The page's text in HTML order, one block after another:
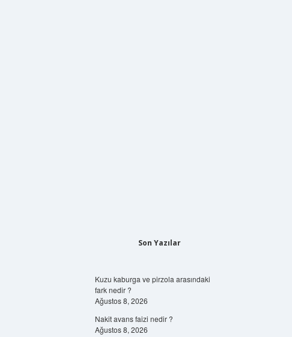
Son Yazılar
Kuzu kaburga ve pirzola arasındaki
fark nedir ?
Ağustos 8, 2026
Nakit avans faizi nedir ?
Ağustos 8, 2026